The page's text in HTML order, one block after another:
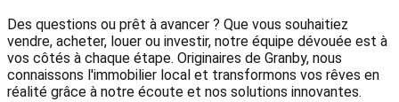
Des questions ou prêt à avancer ? Que vous souhaitiez
vendre, acheter, louer ou investir, notre équipe dévouée est à
vos côtés à chaque étape. Originaires de Granby, nous
connaissons l'immobilier local et transformons vos rêves en
réalité grâce à notre écoute et nos solutions innovantes.